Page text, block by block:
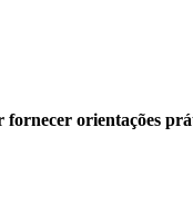
fornecer orientações